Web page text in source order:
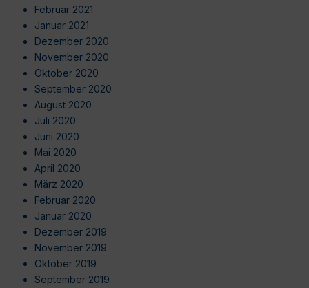
Februar 2021
Januar 2021
Dezember 2020
November 2020
Oktober 2020
September 2020
August 2020
Juli 2020
Juni 2020
Mai 2020
April 2020
März 2020
Februar 2020
Januar 2020
Dezember 2019
November 2019
Oktober 2019
September 2019